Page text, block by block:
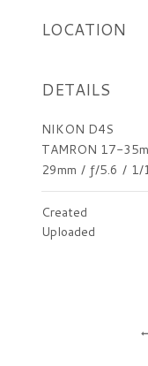
LOCATION
DETAILS
NIKON D4S
TAMRON 17-
29mm / ƒ/5.6 / 1/
Created
Uploaded